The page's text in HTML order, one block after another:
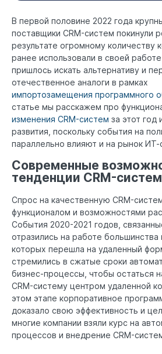
В первой половине 2022 года
поставщики CRM-систем покинули
результате огромному количеству
ранее использовали в своей
пришлось искать альтернативу и
отечественное аналоги в рамках
импортозамещения программного
статье мы расскажем про
изменения CRM-систем за этот год
развития, поскольку события на
параллельно влияют и на рынок
Современные
тенденции CRM-систем
Спрос на качественную CRM-
функционалом и возможностями
События 2020-2021 годов,
отразились на работе большинства
которых перешла на удаленный
стремились в сжатые сроки
бизнес-процессы, чтобы остаться
CRM-систему центром удаленной
этом этапе корпоративное
доказало свою эффективность и
многие компании взяли курс на
процессов и внедрение CRM-